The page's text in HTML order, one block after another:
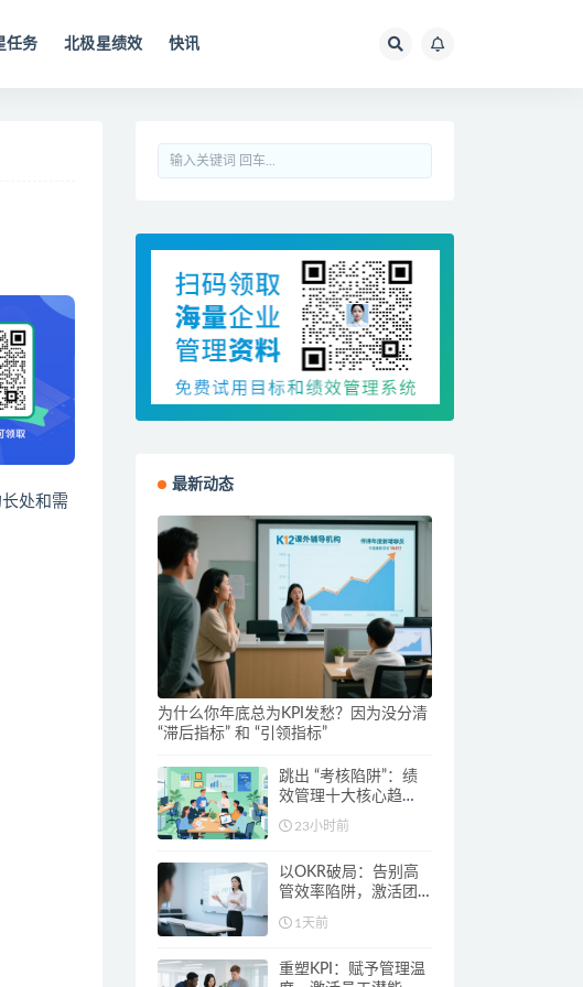
任务 北极星绩效 快讯
处和需
最新动态
为什么你年底总为KPI发愁？因为没分清
“滞后指标” 和 “引领指标”
跳出 “考核陷阱”：绩
效管理十大核心趋
势，激活个体与组织
双重潜能
23小时前
以OKR破局：告别高
管效率陷阱，激活团
队潜能
1天前
重塑KPI：赋予管理温